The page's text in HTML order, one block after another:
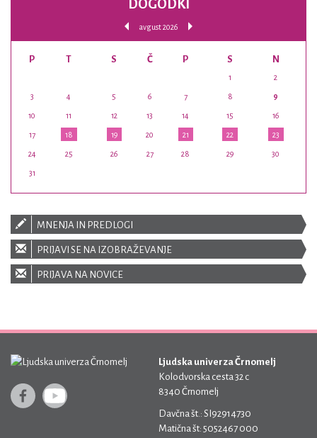
DOGODKI
avgust 2026
P T S Č P S N
1 2
3 4 5 6 7 8 9
10 11 12 13 14 15 16
17 18 19 20 21 22 23
24 25 26 27 28 29 30
31
MNENJA IN PREDLOGI
PRIJAVI SE NA IZOBRAŽEVANJE
PRIJAVA NA NOVICE
Ljudska univerza Črnomelj
Kolodvorska cesta 32 c
8340 Črnomelj
Davčna št.: SI92914730
Matična št: 5052467 000